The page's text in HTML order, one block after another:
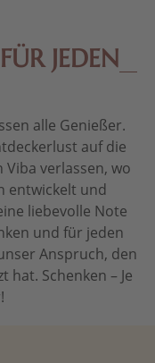
JEDEN
alle Genießer.
auf die
verlassen, wo
entwickelt und
liebevolle Note
und für jeden
Anspruch, den
hat. Schenken – Je